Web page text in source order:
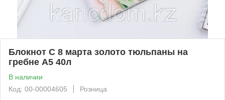
Блокнот С 8 марта золото тюльпаны на
гребне А5 40л
В наличии
Код: 00-00004605
Розница